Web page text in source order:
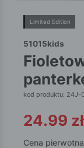
Limited Edition
51015kids
fioletowa koszulka w
kod produktu: 24J-
24.99 zł
Cena